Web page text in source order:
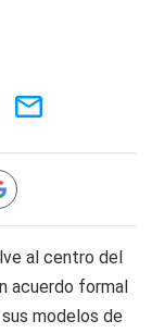
al centro del
acuerdo formal
modelos de